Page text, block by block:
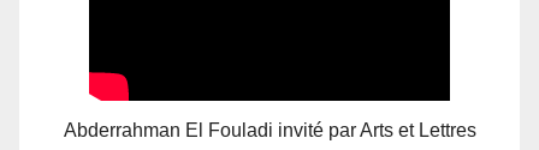
Abderrahman El Fouladi invité par Arts et Lettres